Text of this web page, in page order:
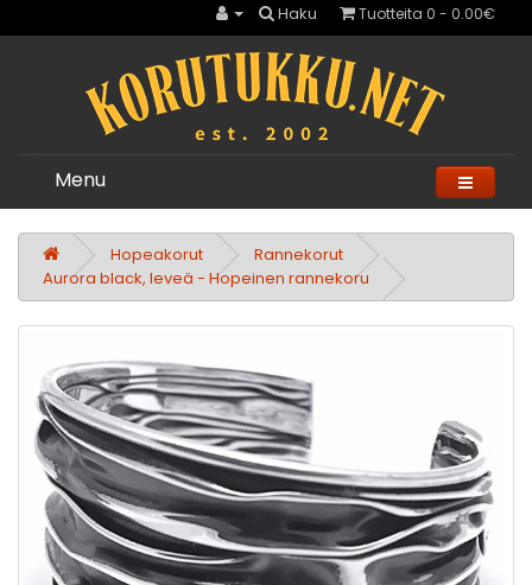
Haku Tuotteita 0 - 0.00€
Menu
Hopeakorut
Rannekorut
Aurora black, leveä - Hopeinen rannekoru